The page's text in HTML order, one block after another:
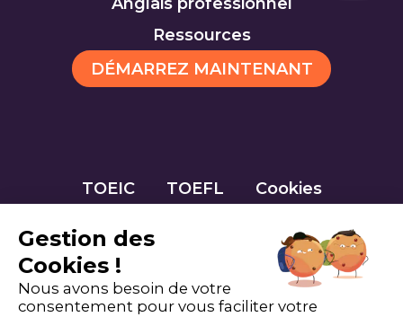
Ressources
DÉMARREZ MAINTENANT
TOEIC TOEFL Cookies
Gestion des
Cookies !
Nous avons besoin de votre
consentement pour vous faciliter votre